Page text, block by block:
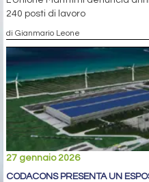
240 posti di lavoro
di Gianmario Leone
27 gennaio 2026
CODACONS PRESENTA UN